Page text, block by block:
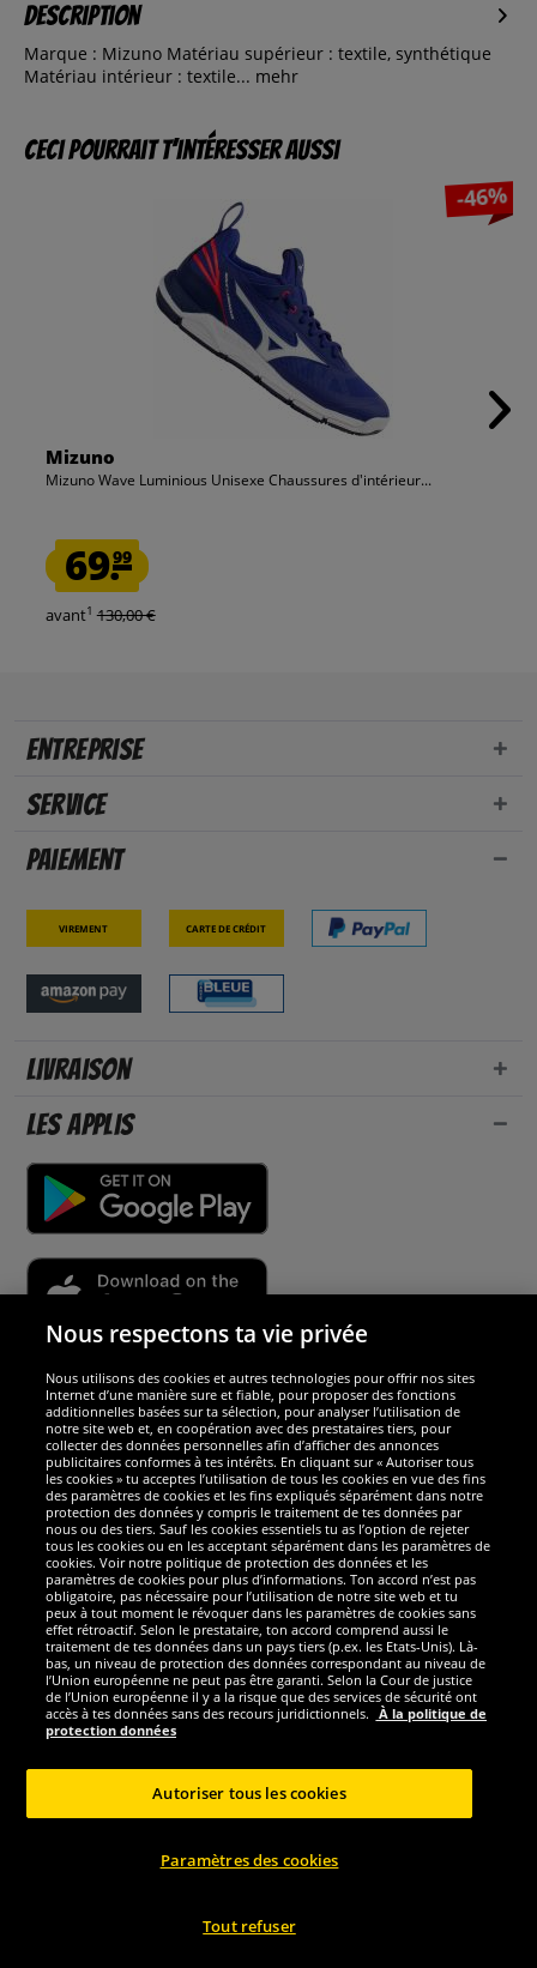
Description
Marque : Mizuno Matériau supérieur : textile, synthétique
Matériau intérieur : textile... mehr
Ceci pourrait t’intéresser aussi
-46%
Mizuno
Mizuno Wave Luminious Unisexe Chaussures d'intérieur...
69.99
avant1 130,00 €
Entreprise
Service
Paiement
Virement Carte de crédit
Livraison
Les applis
Sécurité
Nous sommes excellents
Réseaux sociaux
Tous droits réservés
valable pour les clients avec une adhésion de DealClub active.
Nous respectons ta vie privée
Nous utilisons des cookies et autres technologies pour offrir nos sites
Internet d’une manière sure et fiable, pour proposer des fonctions
additionnelles basées sur ta sélection, pour analyser l’utilisation de
notre site web et, en coopération avec des prestataires tiers, pour
collecter des données personnelles afin d’afficher des annonces
publicitaires conformes à tes intérêts. En cliquant sur « Autoriser tous
les cookies » tu acceptes l’utilisation de tous les cookies en vue des fins
des paramètres de cookies et les fins expliqués séparément dans notre
protection des données y compris le traitement de tes données par
nous ou des tiers. Sauf les cookies essentiels tu as l’option de rejeter
tous les cookies ou en les acceptant séparément dans les paramètres de
cookies. Voir notre politique de protection des données et les
paramètres de cookies pour plus d’informations. Ton accord n’est pas
obligatoire, pas nécessaire pour l’utilisation de notre site web et tu
peux à tout moment le révoquer dans les paramètres de cookies sans
effet rétroactif. Selon le prestataire, ton accord comprend aussi le
traitement de tes données dans un pays tiers (p.ex. les Etats-Unis). Là-
bas, un niveau de protection des données correspondant au niveau de
l’Union européenne ne peut pas être garanti. Selon la Cour de justice
de l’Union européenne il y a la risque que des services de sécurité ont
accès à tes données sans des recours juridictionnels. À la politique de
protection données
Paramètres des cookies
Tout refuser
Autoriser tous les cookies